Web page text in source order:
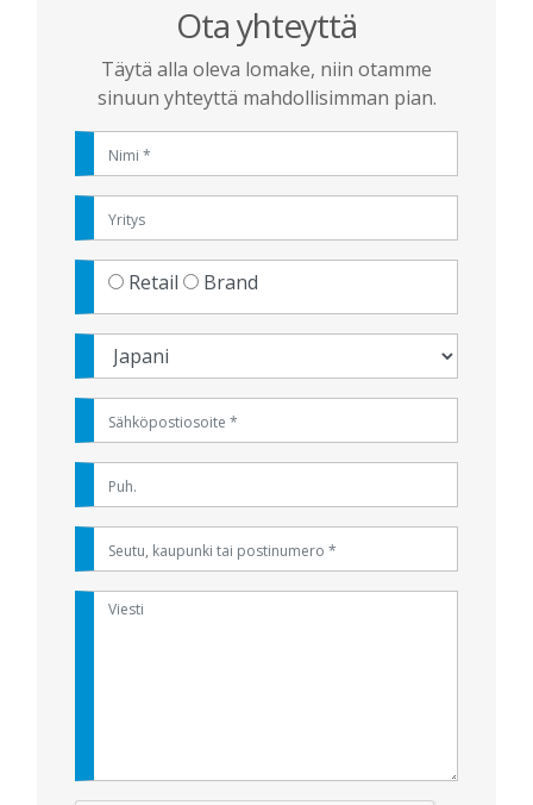
Ota yhteyttä
Täytä alla oleva lomake, niin otamme
sinuun yhteyttä mahdollisimman pian.
Retail Brand